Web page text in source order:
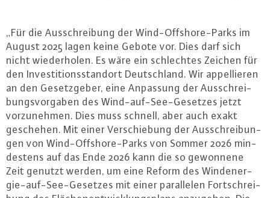
„Für die Aus­schrei­bung der Wind-Off­shore-Parks im
August 2025 lagen keine Gebote vor. Dies darf sich
nicht wie­der­ho­len. Es wäre ein schlech­tes Zeichen für
den In­ves­ti­ti­ons­stand­ort Deutsch­land. Wir ap­pel­lie­ren
an den Ge­setz­ge­ber, eine Anpassung der Aus­schrei­
bungs­vor­ga­ben des Wind-auf-See-Ge­set­zes jetzt
vor­zu­neh­men. Dies muss schnell, aber auch exakt
geschehen. Mit einer Ver­schie­bung der Aus­schrei­bun­
gen von Wind-Off­shore-Parks von Sommer 2026 min­
des­tens auf das Ende 2026 kann die so gewonnene
Zeit genutzt werden, um eine Reform des Wind­ener­
gie-auf-See-Ge­set­zes mit einer par­al­le­len Fort­schrei­